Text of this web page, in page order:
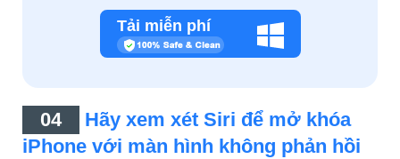
Tải miễn phí
04
Hãy xem xét Siri để mở khóa
iPhone với màn hình không phản hồi